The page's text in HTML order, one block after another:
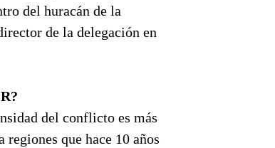
del huracán de la
de la delegación en
del conflicto es más
que hace 10 años